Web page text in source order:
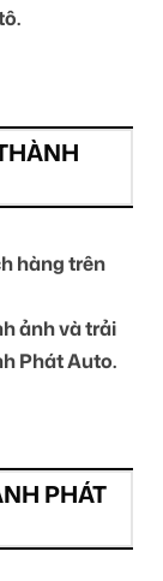
hàng trên
ảnh và trải
Phát Auto.
PHÁT